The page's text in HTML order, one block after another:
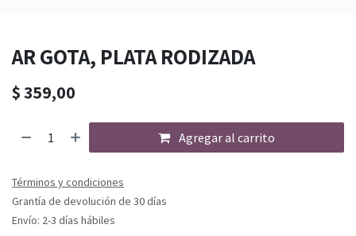
AR GOTA, PLATA RODIZADA
$359,00
Agregar al carrito
Términos y condiciones
Grantía de devolución de 30 días
Envío: 2-3 días hábiles